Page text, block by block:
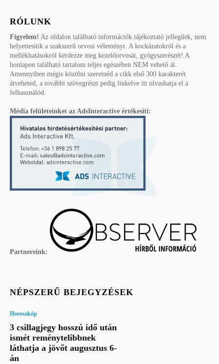
RÓLUNK
Figyelem! Az oldalon található információk tájékoztató jellegűek, nem
helyettesítik a szakszerű orvosi véleményt. A kockázatokról és a
mellékhatásokról kérdezze meg kezelőorvosát, gyógyszerészét! A
honlapon található tartalom teljes egészében NEM vehető át.
Amennyiben mégis közölni szeretnéd a cikk első 300 karakterét
átveheted, a további szövegrészt pedig linkelve itt olvashatja el a
felhasználód.
Média felületeinket az AdsInteractive értékesíti:
Partnereink:
NÉPSZERŰ BEJEGYZÉSEK
Horoszkóp
3 csillagjegy hosszú idő után
ismét reménytelibbnek
láthatja a jövőt augusztus 6-
án